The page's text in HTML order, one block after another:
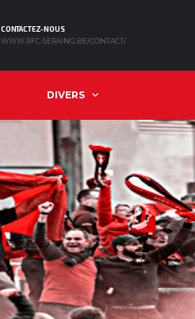
CONTACTEZ-NOUS
WWW.RFC-SERAING.BE/CONTACT/
DIVERS